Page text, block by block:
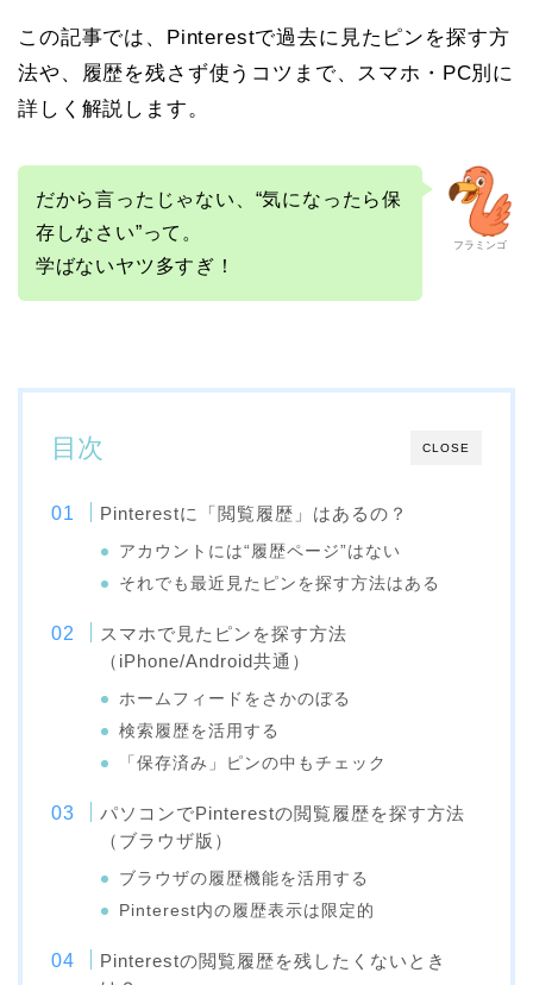
この記事では、Pinterestで過去に見たピンを探す方
法や、履歴を残さず使うコツまで、スマホ・PC別に
詳しく解説します。
フラミンゴ
だから言ったじゃない、“気になったら保
存しなさい”って。
学ばないヤツ多すぎ！
CLOSE
目次
Pinterestに「閲覧履歴」はあるの？
アカウントには“履歴ページ”はない
それでも最近見たピンを探す方法はある
スマホで見たピンを探す方法
（iPhone/Android共通）
ホームフィードをさかのぼる
検索履歴を活用する
「保存済み」ピンの中もチェック
パソコンでPinterestの閲覧履歴を探す方法
（ブラウザ版）
ブラウザの履歴機能を活用する
Pinterest内の履歴表示は限定的
Pinterestの閲覧履歴を残したくないとき